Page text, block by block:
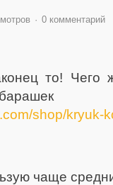
0 комментарий
то!
shop/
чаще